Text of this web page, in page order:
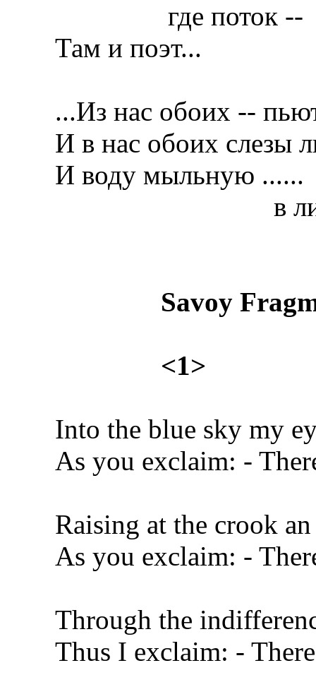
где поток --
Там и поэт...
...Из нас обоих --
И в нас обоих слезы
И воду мыльную ......
в лицо не
Savoy
<1>
Into the blue sky my
As you exclaim: -
Raising at the crook
As you exclaim: -
Through the
Thus I exclaim: -